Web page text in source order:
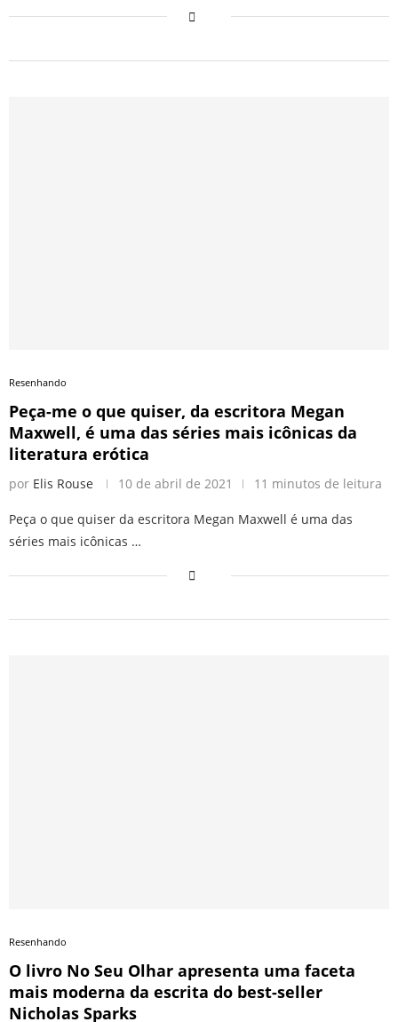
Resenhando
Peça-me o que quiser, da escritora Megan
Maxwell, é uma das séries mais icônicas da
literatura erótica
por Elis Rouse 10 de abril de 2021 11 minutos de leitura
Peça o que quiser da escritora Megan Maxwell é uma das
séries mais icônicas …
Resenhando
O livro No Seu Olhar apresenta uma faceta
mais moderna da escrita do best-seller
Nicholas Sparks